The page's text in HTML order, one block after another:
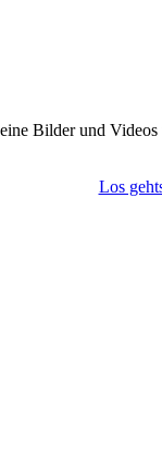
Bilder und
Los